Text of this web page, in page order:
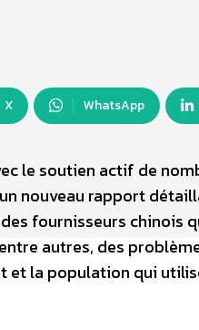
X WhatsApp
le soutien actif de
nouveau rapport
fournisseurs chinois
autres, des
et la population qui